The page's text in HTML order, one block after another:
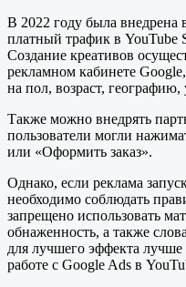
В 2022 году была внедрена
платный трафик в YouTube
Создание креативов
рекламном кабинете
на пол, возраст, географию,
Также можно внедрять
пользователи могли
или «Оформить заказ».
Однако, если реклама
необходимо соблюдать
запрещено использовать
обнаженность, а также
для лучшего эффекта
работе с Google Ads в